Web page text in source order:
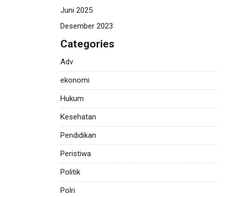
Juni 2025
Desember 2023
Categories
Adv
ekonomi
Hukum
Kesehatan
Pendidikan
Peristiwa
Politik
Polri